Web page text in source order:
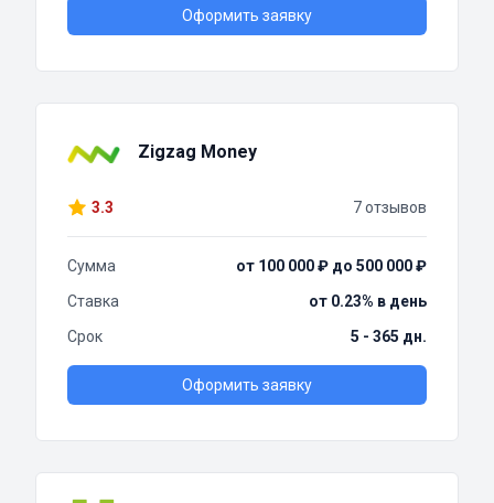
Оформить заявку
Zigzag Money
3.3 7 отзывов
Сумма
от 100 000 ₽ до 500 000 ₽
Ставка
от 0.23% в день
Срок
5 - 365 дн.
Оформить заявку